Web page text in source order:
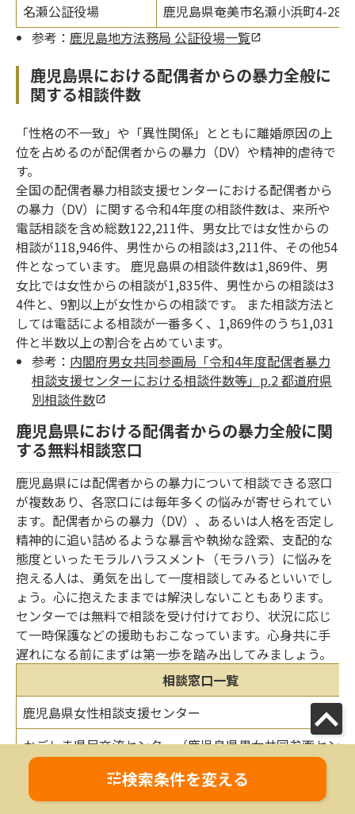
名瀬公証役場
鹿児島県奄美市名瀬小浜町4-28
参考：鹿児島地方法務局 公証役場一覧
鹿児島県における配偶者からの暴力全般に
関する相談件数
「性格の不一致」や「異性関係」とともに離婚原因の上
位を占めるのが配偶者からの暴力（DV）や精神的虐待で
す。
全国の配偶者暴力相談支援センターにおける配偶者から
の暴力（DV）に関する令和4年度の相談件数は、来所や
電話相談を含め総数122,211件、男女比では女性からの
相談が118,946件、男性からの相談は3,211件、その他54
件となっています。 鹿児島県の相談件数は1,869件、男
女比では女性からの相談が1,835件、男性からの相談は3
4件と、9割以上が女性からの相談です。 また相談方法と
しては電話による相談が一番多く、1,869件のうち1,031
件と半数以上の割合を占めています。
参考： 内閣府男女共同参画局「令和4年度配偶者暴力
相談支援センターにおける相談件数等」p.2 都道府県
別相談件数
鹿児島県における配偶者からの暴力全般に関
する無料相談窓口
鹿児島県には配偶者からの暴力について相談できる窓口
が複数あり、各窓口には毎年多くの悩みが寄せられてい
ます。配偶者からの暴力（DV）、あるいは人格を否定し
精神的に追い詰めるような暴言や執拗な詮索、支配的な
態度といったモラルハラスメント（モラハラ）に悩みを
抱える人は、勇気を出して一度相談してみるといいでし
ょう。心に抱えたままでは解決しないこともあります。
センターでは無料で相談を受け付けており、状況に応じ
て一時保護などの援助もおこなっています。心身共に手
遅れになる前にまずは第一歩を踏み出してみましょう。
相談窓口一覧
鹿児島県女性相談支援センター
かごしま県民交流センター（鹿児島県男女共同参画セン
鹿児島県鹿児島地域振興局保健福祉環境部
検索条件を変える